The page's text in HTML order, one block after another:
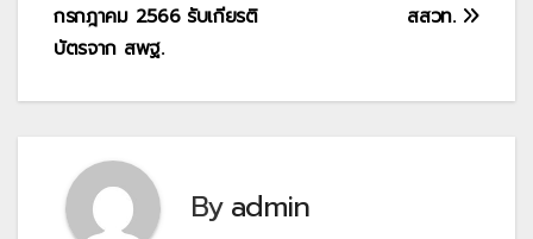
สสวท.
กรกฎาคม 2566 รับเกียรติ
บัตรจาก สพฐ.
Byadmin